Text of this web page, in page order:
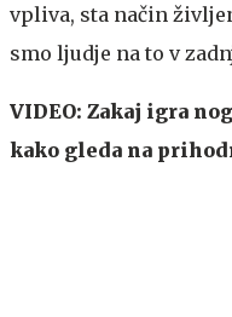
vpliva, sta način
smo ljudje na to v
VIDEO: Zakaj igra
kako gleda na